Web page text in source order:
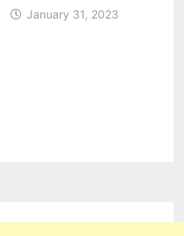
January 31, 2023